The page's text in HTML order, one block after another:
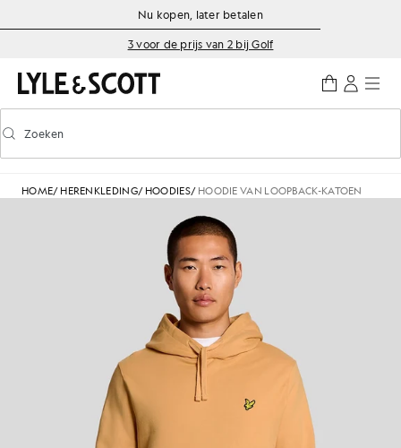
Ga naar de hoofdinhoud
Informatie over toegankelijkheid
Nu kopen, later betalen
3 voor de prijs van 2 bij Golf
Voorspellend zoeken in- of uitschakelen
Zoeken
HOME/ HERENKLEDING/ HOODIES/ HOODIE VAN LOOPBACK-KATOEN